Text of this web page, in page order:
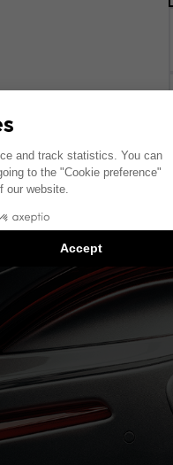
特定のハイファイオプ
あります。
セットではなく、個別